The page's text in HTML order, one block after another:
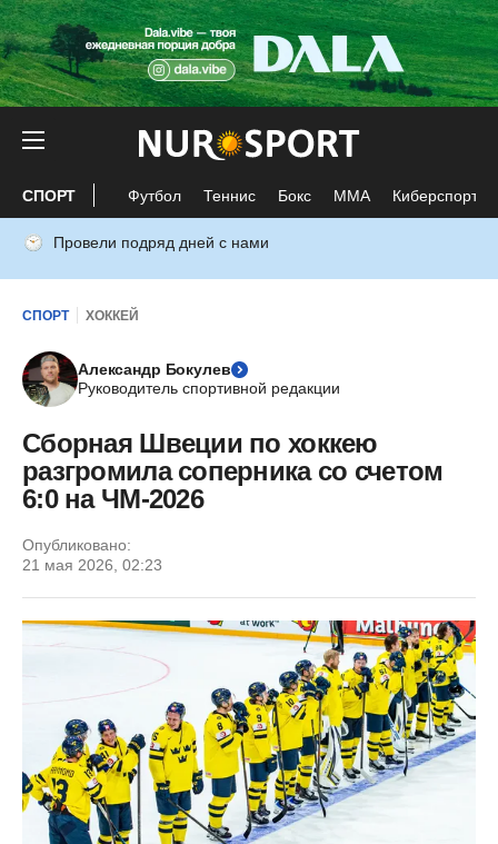
СПОРТ Футбол Теннис Бокс ММА Киберспорт
Провели подряд дней с нами
СПОРТ ХОККЕЙ
Александр Бокулев
Руководитель спортивной редакции
Сборная Швеции по хоккею
разгромила соперника со счетом
6:0 на ЧМ-2026
Опубликовано:
21 мая 2026, 02:23